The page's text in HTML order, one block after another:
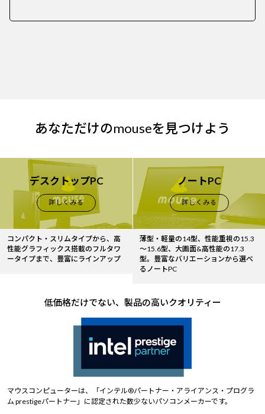
あなただけのmouseを見つけよう
デスクトップPC
詳しくみる
コンパクト・スリムタイプから、高
性能グラフィックス搭載のフルタワ
ータイプまで、豊富にラインアップ
ノートPC
詳しくみる
薄型・軽量の14型、性能重視の15.3
～15.6型、大画面&高性能の17.3
型。豊富なバリエーションから選べ
るノートPC
低価格だけでない、製品の高いクオリティー
マウスコンピューターは、「インテル®パートナー・アライアンス・プログラ
ム prestigeパートナー」に認定された数少ないパソコンメーカーです。